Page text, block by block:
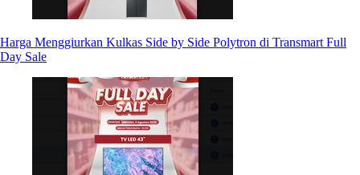
Harga Menggiurkan Kulkas Side by Side Polytron di Transmart Full
Day Sale